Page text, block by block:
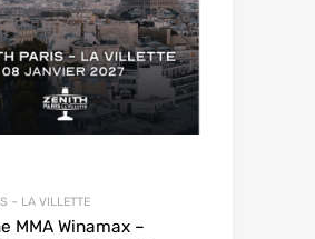
– LA VILLETTE
MMA Winamax –